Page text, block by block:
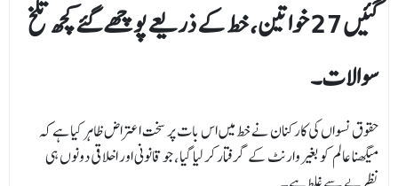
گئیں 27 خواتین، خط کے ذریعے پوچھے گئے کچھ تلخ
سوالات۔
حقوق نسواں کی کارکنان نے خط میں اس بات پر سخت اعتراض ظاہر کیا ہے کہ
میگھنا عالم کو بغیر وارنٹ کے گرفتار کر لیا گیا، جو قانونی اور اخلاقی دونوں ہی